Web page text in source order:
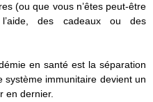
(ou que vous n’êtes peut-être
des cadeaux ou des
en santé est la séparation
système immunitaire devient un
en dernier.